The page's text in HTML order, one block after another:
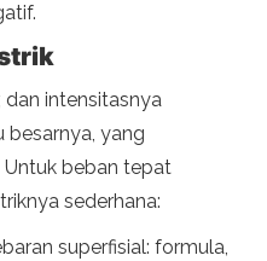
dan intensitasnya
yang
beban tepat
sederhana:
superfisial: formula,